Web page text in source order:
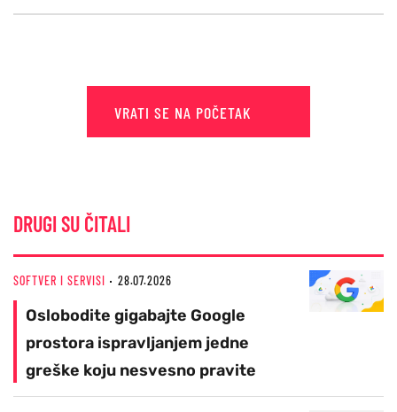
VRATI SE NA POČETAK
DRUGI SU ČITALI
SOFTVER I SERVISI 28.07.2026
Oslobodite gigabajte Google
prostora ispravljanjem jedne
greške koju nesvesno pravite